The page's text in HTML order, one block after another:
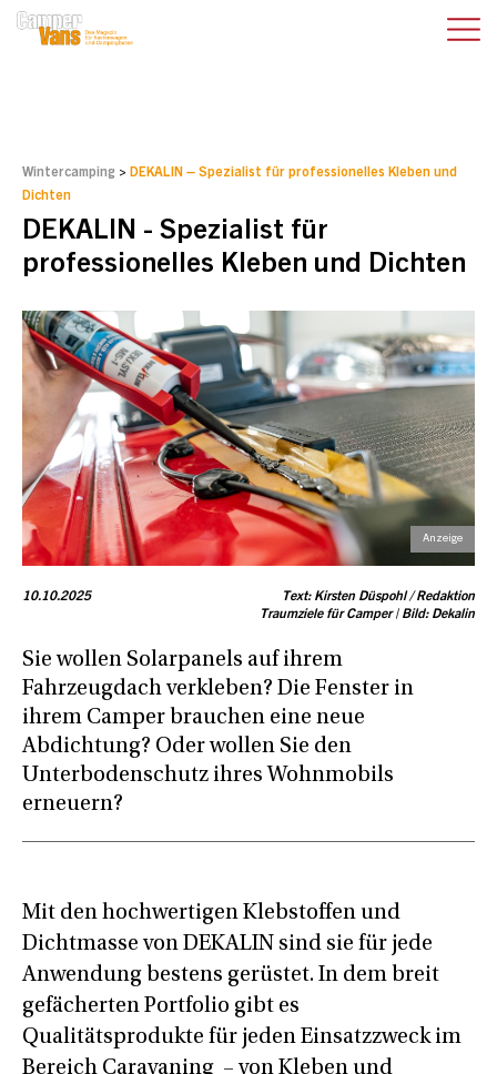
Wintercamping > DEKALIN – Spezialist für professionelles Kleben und
Dichten
DEKALIN - Spezialist für
professionelles Kleben und Dichten
10.10.2025
Text: Kirsten Düspohl / Redaktion
Traumziele für Camper | Bild: Dekalin
Sie wollen Solarpanels auf ihrem
Fahrzeugdach verkleben? Die Fenster in
ihrem Camper brauchen eine neue
Abdichtung? Oder wollen Sie den
Unterbodenschutz ihres Wohnmobils
erneuern?
Mit den hochwertigen Klebstoffen und
Dichtmasse von DEKALIN sind sie für jede
Anwendung bestens gerüstet. In dem breit
gefächerten Portfolio gibt es
Qualitätsprodukte für jeden Einsatzzweck im
Bereich Caravaning – von Kleben und